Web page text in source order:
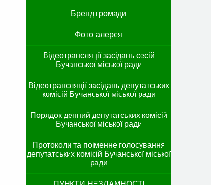
Бренд громади
Фотогалерея
Відеотрансляції засідань сесій
Бучанської міської ради
Відеотрансляції засідань депутатських
комісій Бучанської міської ради
Порядок денний депутатських комісій
Бучанської міської ради
Протоколи та поіменне голосування
депутатських комісій Бучанської міської
ради